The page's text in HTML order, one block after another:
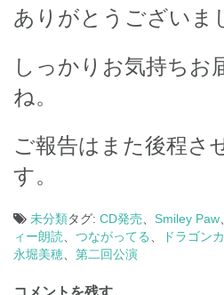
ありがとうございま
しっかりお気持ちお
ね。
ご報告はまた後程さ
す。
未分類タグ: CD発売 Smiley Paw
ィー朗読
つながってる ドラゴン
永堀美穂
第二回公演
コメントを残す